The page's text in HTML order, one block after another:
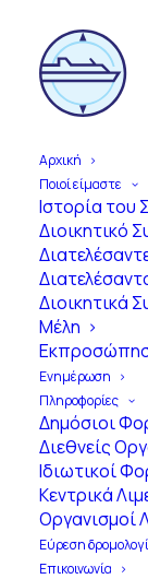
Αρχική
Ποιοί είμαστε
Ιστορία του
Διοικητικό
Διοικητικά
Μέλη
Ενημέρωση
Πληροφορίες
Δημόσιοι
Διεθνείς
Ιδιωτικοί
Κεντρικά
Οργανισμοί
Εύρεση
Επικοινωνία
Απότ
Σύγχρ
100Χ
Επιβα
στην